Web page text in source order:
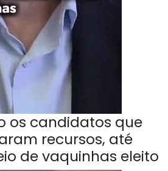
os candidatos que
recursos, até
de vaquinhas eleito